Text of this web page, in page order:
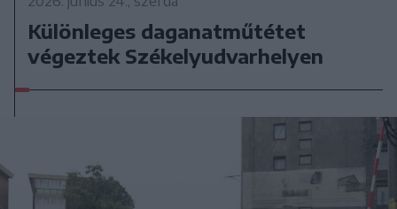
Különleges daganatműtétet
végeztek Székelyudvarhelyen